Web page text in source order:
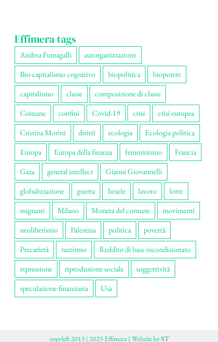
Effimera tags
Andrea Fumagalli
autorganizzazione
Bio-capitalismo cognitivo
biopolitica
biopotere
capitalismo
classe
composizione di classe
Comune
confini Covid-19 crisi
crisi europea
Cristina Morini
diritti ecologia
Ecologia politica
Europa
Europa della finanza femminismo
Francia
Gaza
general intellect
Gianni Giovannelli
globalizzazione
guerra Israele lavoro
lotte
migranti
Milano Moneta del comune
movimenti
neoliberismo
Palestina politica
povertà
Precarietà
razzismo
Reddito di base incondizionato
repressione
riproduzione sociale
soggettività
speculazione finanziaria
Usa
ɔopyleft 2013 | 2025 Effimera | Website byST